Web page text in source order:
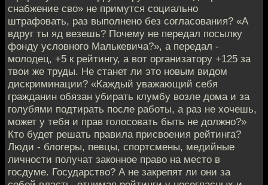
снабжение сво» не примутся социально
штрафовать, раз выполнено без согласования? «А
вдруг ты яд везешь? Почему не передал посылку
фонду условного Малькевича?», а передал -
молодец, +5 к рейтингу, а вот организатору +125 за
твои же труды. Не станет ли это новым видом
дискриминации? «Каждый уважающий себя
гражданин обязан убирать клумбу возле дома и за
голубями подтирать после работы, а раз не хочешь,
может у тебя и прав голосовать быть не должно?»
Кто будет решать правила присвоения рейтинга?
Люди - блогеры, певцы, спортсмены, медийные
личности получат законное право на место в
госдуме. Государство? А не закрепят ли они за